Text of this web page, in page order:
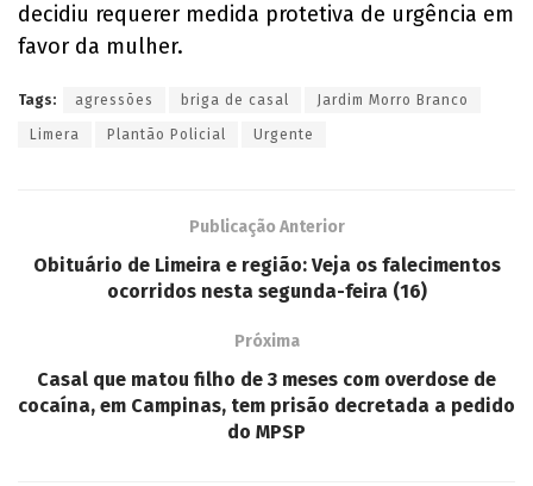
decidiu requerer medida protetiva de urgência em
favor da mulher.
Tags: agressões briga de casal Jardim Morro Branco
Limera Plantão Policial Urgente
Publicação Anterior
Obituário de Limeira e região: Veja os falecimentos
ocorridos nesta segunda-feira (16)
Próxima
Casal que matou filho de 3 meses com overdose de
cocaína, em Campinas, tem prisão decretada a pedido
do MPSP